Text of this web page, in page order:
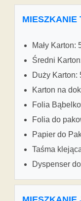
MIESZKANIE
Mały Karton:
Średni
Duży Karton:
Karton na
Folia
Folia do
Papier do
Taśma
Dyspenser